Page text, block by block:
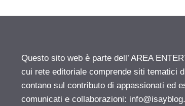
Questo sito web è parte dell’ AREA
cui rete editoriale comprende siti tematici
contano sul contributo di appassionati ed
comunicati e collaborazioni: